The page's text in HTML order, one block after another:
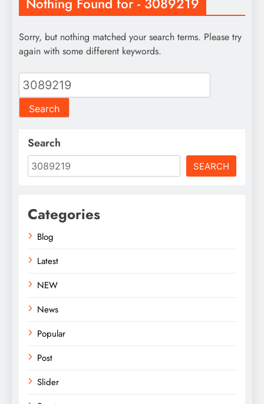
Sorry, but nothing matched your search terms. Please try
again with some different keywords.
Search
for:
Search
SEARCH
Categories
Blog
Latest
NEW
News
Popular
Post
Slider